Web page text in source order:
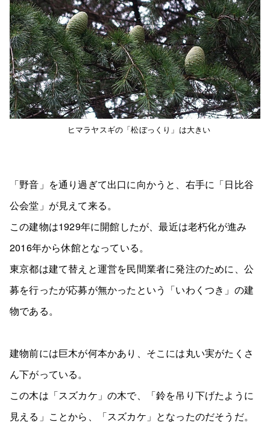
ヒマラヤスギの「松ぼっくり」は大きい
「野音」を通り過ぎて出口に向かうと、右手に「日比谷
公会堂」が見えて来る。
この建物は1929年に開館したが、最近は老朽化が進み
2016年から休館となっている。
東京都は建て替えと運営を民間業者に発注のために、公
募を行ったが応募が無かったという「いわくつき」の建
物である。
建物前には巨木が何本かあり、そこには丸い実がたくさ
ん下がっている。
この木は「スズカケ」の木で、「鈴を吊り下げたように
見える」ことから、「スズカケ」となったのだそうだ。